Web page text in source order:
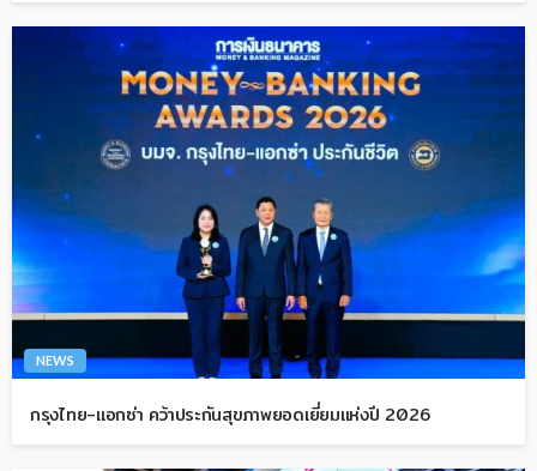
NEWS
กรุงไทย-แอกซ่า คว้าประกันสุขภาพยอดเยี่ยมแห่งปี 2026